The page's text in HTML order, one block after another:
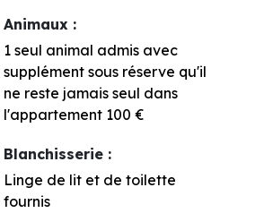
Animaux :
1 seul animal admis avec
supplément sous réserve qu'il
ne reste jamais seul dans
l'appartement 100 €
Blanchisserie :
Linge de lit et de toilette
fournis